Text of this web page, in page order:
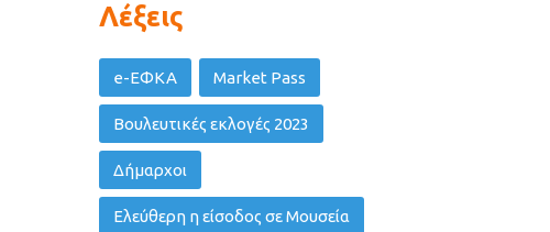
Λέξεις
e-ΕΦΚΑ Market Pass
Βουλευτικές εκλογές 2023
Δήμαρχοι
Ελεύθερη η είσοδος σε Μουσεία